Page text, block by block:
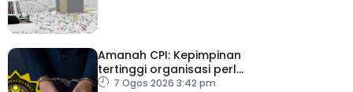
Amanah CPI: Kepimpinan
tertinggi organisasi perlu
pacu reformasi radikal
7 Ogos 2026 3:42 pm